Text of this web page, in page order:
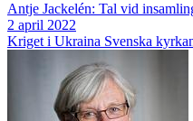
Antje Jackelén: Tal vid
2 april 2022
Kriget i Ukraina Svenska